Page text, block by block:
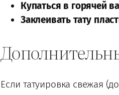
Купаться в горячей
Заклеивать тату
Если татуировка свежая